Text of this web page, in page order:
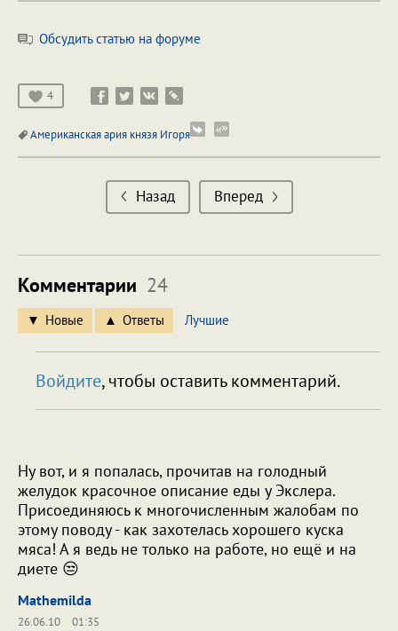
Обсудить статью на форуме
4
Американская ария князя Игоря
Назад Вперед
Комментарии 24
Новые Ответы Лучшие
Войдите, чтобы оставить комментарий.
Ну вот, и я попалась, прочитав на голодный
желудок красочное описание еды у Экслера.
Присоединяюсь к многочисленным жалобам по
этому поводу - как захотелась хорошего куска
мяса! А я ведь не только на работе, но ещё и на
диете 😒
Mathemilda
26.06.10
01:35